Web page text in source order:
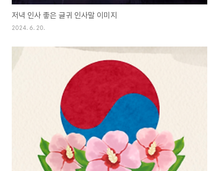
저녁 인사 좋은 글귀 인사말 이미지
2024. 6. 20.